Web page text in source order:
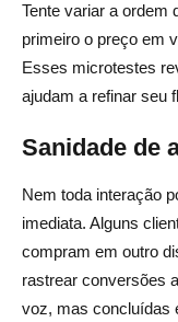
Tente variar a ordem
primeiro o preço em
Esses microtestes
ajudam a refinar seu
Sanidade de
Nem toda interação
imediata. Alguns
compram em outro
rastrear conversões
voz, mas concluídas